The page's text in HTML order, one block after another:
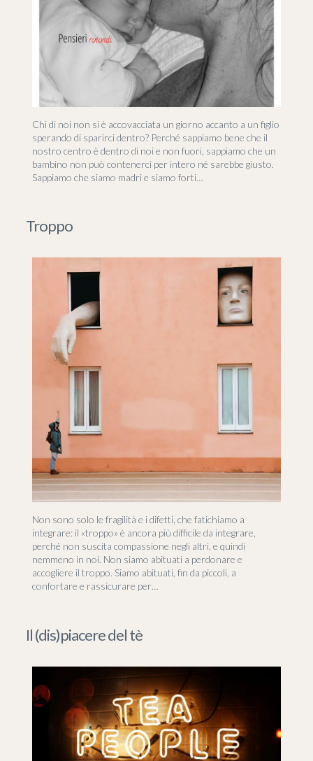
Chi di noi non si è accovacciata un giorno accanto a un figlio
sperando di sparirci dentro? Perché sappiamo bene che il
nostro centro è dentro di noi e non fuori, sappiamo che un
bambino non può contenerci per intero né sarebbe giusto.
Sappiamo che siamo madri e siamo forti…
Troppo
Non sono solo le fragilità e i difetti, che fatichiamo a
integrare: il «troppo» è ancora più difficile da integrare,
perché non suscita compassione negli altri, e quindi
nemmeno in noi. Non siamo abituati a perdonare e
accogliere il troppo. Siamo abituati, fin da piccoli, a
confortare e rassicurare per…
Il (dis)piacere del tè